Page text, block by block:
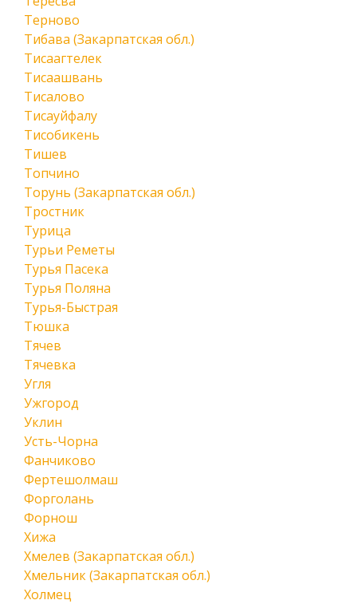
Терново
Тибава (Закарпатская обл.)
Тисаагтелек
Тисаашвань
Тисалово
Тисауйфалу
Тисобикень
Тишев
Топчино
Торунь (Закарпатская обл.)
Тростник
Турица
Турьи Реметы
Турья Пасека
Турья Поляна
Турья-Быстрая
Тюшка
Тячев
Тячевка
Угля
Ужгород
Уклин
Усть-Чорна
Фанчиково
Фертешолмаш
Форголань
Форнош
Хижа
Хмелев (Закарпатская обл.)
Хмельник (Закарпатская обл.)
Холмец